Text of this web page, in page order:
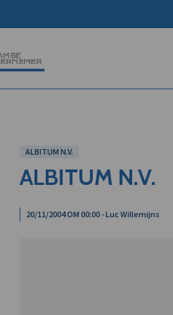
ALBITUM N.V.
ALBITUM N.V.
20/11/2004 OM 00:00 - Luc Willemijns